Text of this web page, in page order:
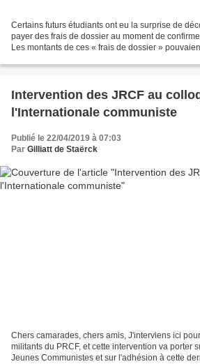
Certains futurs étudiants ont eu la surprise de
payer des frais de dossier au moment de
Les montants de ces « frais de dossier »
Intervention des JRCF au
l'Internationale communiste
Publié le 22/04/2019 à 07:03
Par Gilliatt de Staërck
Chers camarades, chers amis, J'interviens ici
militants du PRCF, et cette intervention va porter
Jeunes Communistes et sur l'adhésion à cette